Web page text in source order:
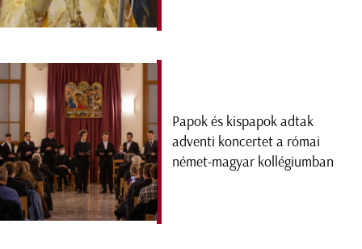
Papok és kispapok adtak
adventi koncertet a római
német-magyar kollégiumban